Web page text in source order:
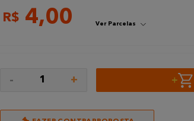
R$ 4,00 Ver Parcelas
- 1 + +